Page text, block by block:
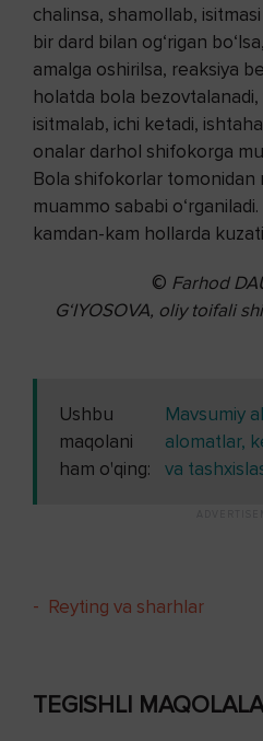
chalinsa, shamollab,
bir dard bilan og‘rigan
amalga oshirilsa, reaksiya
holatda bola bezovtalanadi,
isitmalab, ichi ketadi,
onalar darhol shifokorga
Bola shifokorlar tomonidan
muammo sababi
kamdan-kam hollarda
© Farhod
G‘IYOSOVA, oliy toifali
Ushbu
maqolani
ham o'qing:
Mavsumiy
alomatlar,
va
- Reyting va sharhlar
TEGISHLI